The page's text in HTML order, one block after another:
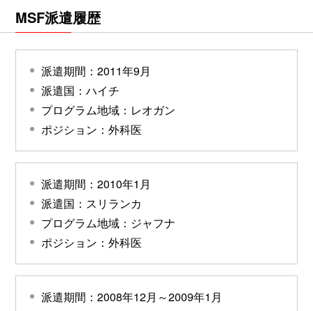
MSF派遣履歴
派遣期間：2011年9月
派遣国：ハイチ
プログラム地域：レオガン
ポジション：外科医
派遣期間：2010年1月
派遣国：スリランカ
プログラム地域：ジャフナ
ポジション：外科医
派遣期間：2008年12月～2009年1月